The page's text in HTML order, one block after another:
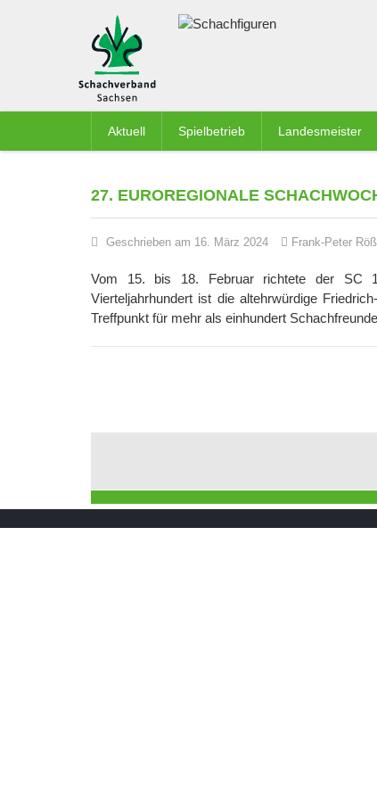
Aktuell Spielbetrieb Landesmeister
27. EUROREGIONALE
Geschrieben am 16. März 2024 Frank-Peter
Vom 15. bis 18. Februar richtete der SC
Vierteljahrhundert ist die altehrwürdige
Treffpunkt für mehr als einhundert